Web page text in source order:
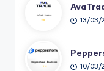
13/03/
10/03/